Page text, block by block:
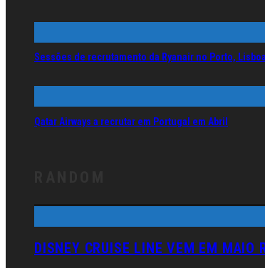
Sessões de recrutamento da Ryanair no Porto,
Qatar Airways a recrutar em Portugal em Abril
DISNEY CRUISE LINE VEM EM MAIO